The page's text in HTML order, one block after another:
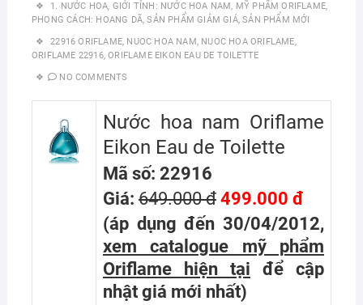
1. NƯỚC HOA, GIỚI TÍNH: NƯỚC HOA NAM, MỸ PHẨM ORIFLAME,
PHONG CÁCH: HOANG DÃ,SẢN PHẨM GIẢM GIÁ,SẢN PHẨM MỚI
22916 ORIFLAME, NUOC HOA NAM, NUOC HOA ORIFLAME,
ORIFLAME 22916,ORIFLAME EIKON EAU DE TOILETTE
NO COMMENTS
Nước hoa nam Oriflame
Eikon Eau de Toilette
Mã số: 22916
Giá: 649.000 đ499.000 đ
(áp dụng đến 30/04/2012,
xem catalogue mỹ phẩm
Oriflame hiện tại
để cập
nhật giá mới nhất)